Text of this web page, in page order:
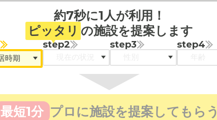
約7秒に1人が利用！
ピッタリ の施設を提案します
step2 step3 step4
最短1分 プロに施設を提案してもらう